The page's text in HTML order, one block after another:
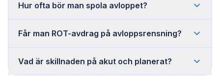
Hur ofta bör man spola avloppet?
Får man ROT-avdrag på avloppsrensning?
Vad är skillnaden på akut och planerat?